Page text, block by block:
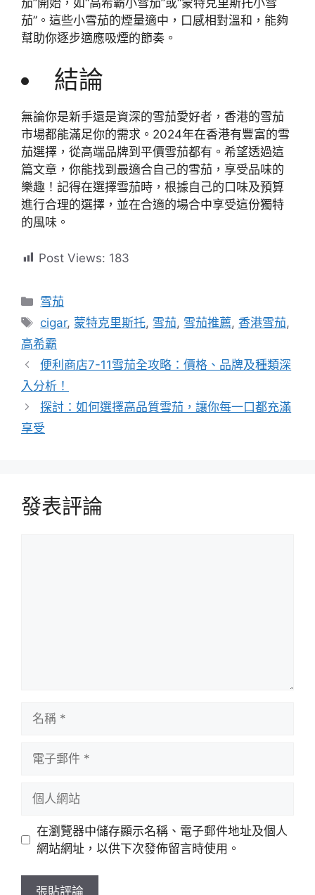
茄”。這些小雪茄的煙量適中，口感相對溫和，能夠
幫助你逐步適應吸煙的節奏。
結論
無論你是新手還是資深的雪茄愛好者，香港的雪茄
市場都能滿足你的需求。2024年在香港有豐富的雪
茄選擇，從高端品牌到平價雪茄都有。希望透過這
篇文章，你能找到最適合自己的雪茄，享受品味的
樂趣！記得在選擇雪茄時，根據自己的口味及預算
進行合理的選擇，並在合適的場合中享受這份獨特
的風味。
Post Views: 183
分
類
雪茄
標
籤
cigar, 蒙特克里斯托, 雪茄, 雪茄推薦, 香港雪茄,
高希霸
便利商店7-11雪茄全攻略：價格、品牌及種類深
入分析！
探討：如何選擇高品質雪茄，讓你每一口都充滿
享受
發表評論
站
在瀏覽器中儲存顯示名稱、電子郵件地址及個人
網站網址，以供下次發佈留言時使用。